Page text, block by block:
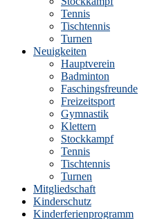
Tennis
Tischtennis
Turnen
Neuigkeiten
Hauptverein
Badminton
Faschingsfreunde
Freizeitsport
Gymnastik
Klettern
Stockkampf
Tennis
Tischtennis
Turnen
Mitgliedschaft
Kinderschutz
Kinderferienprogramm